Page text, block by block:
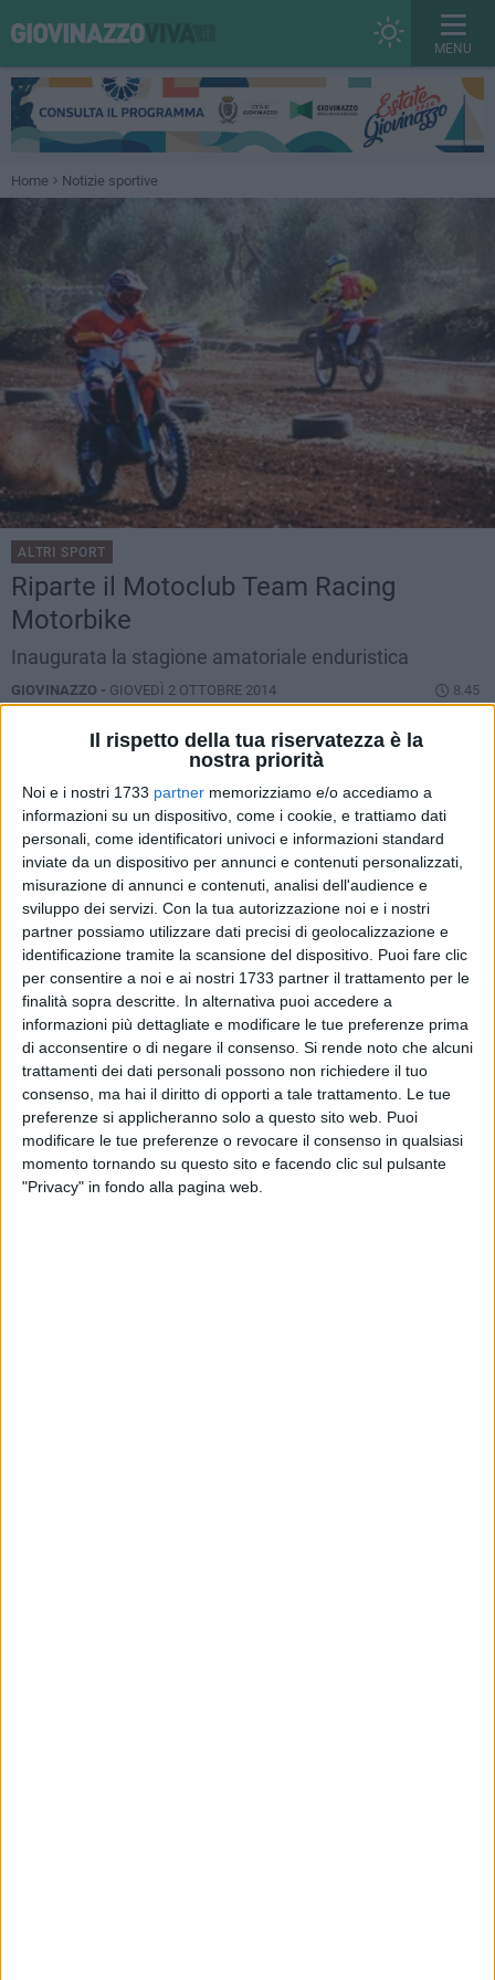
Il rispetto della tua riservatezza è la
nostra priorità
Noi e i nostri 1733 partner memorizziamo e/o accediamo a
informazioni su un dispositivo, come i cookie, e trattiamo dati
personali, come identificatori univoci e informazioni standard
inviate da un dispositivo per annunci e contenuti personalizzati,
misurazione di annunci e contenuti, analisi dell'audience e
sviluppo dei servizi. Con la tua autorizzazione noi e i nostri
partner possiamo utilizzare dati precisi di geolocalizzazione e
identificazione tramite la scansione del dispositivo. Puoi fare clic
per consentire a noi e ai nostri 1733 partner il trattamento per le
finalità sopra descritte. In alternativa puoi accedere a
informazioni più dettagliate e modificare le tue preferenze prima
di acconsentire o di negare il consenso. Si rende noto che alcuni
trattamenti dei dati personali possono non richiedere il tuo
consenso, ma hai il diritto di opporti a tale trattamento. Le tue
preferenze si applicheranno solo a questo sito web. Puoi
modificare le tue preferenze o revocare il consenso in qualsiasi
momento tornando su questo sito e facendo clic sul pulsante
"Privacy" in fondo alla pagina web.
MENU
Home Notizie sportive
ALTRI SPORT
Riparte il Motoclub Team Racing
Motorbike
Inaugurata la stagione amatoriale enduristica
GIOVINAZZO - GIOVEDÌ 2 OTTOBRE 2014 8.45
A cura di
NICOLA MICCIONE
Dopo mesi di fermo per l'enduro di Bari e provincia, a causa
del torrido caldo estivo, il Motoclub Team Racing Motorbike